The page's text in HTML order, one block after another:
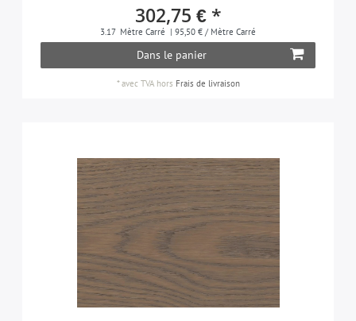
302,75 € *
3.17 Mètre Carré | 95,50 € / Mètre Carré
Dans le panier
*avec TVAhors Frais de livraison